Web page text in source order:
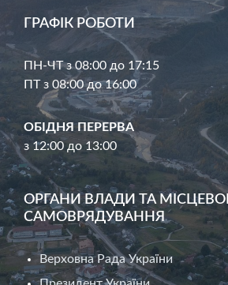
ГРАФІК РОБОТИ
ПН-ЧТ з 08:00 до 17:15
ПТ з 08:00 до 16:00
ОБІДНЯ ПЕРЕРВА
з 12:00 до 13:00
ОРГАНИ ВЛАДИ ТА
САМОВРЯДУВАННЯ
Верховна Рада України